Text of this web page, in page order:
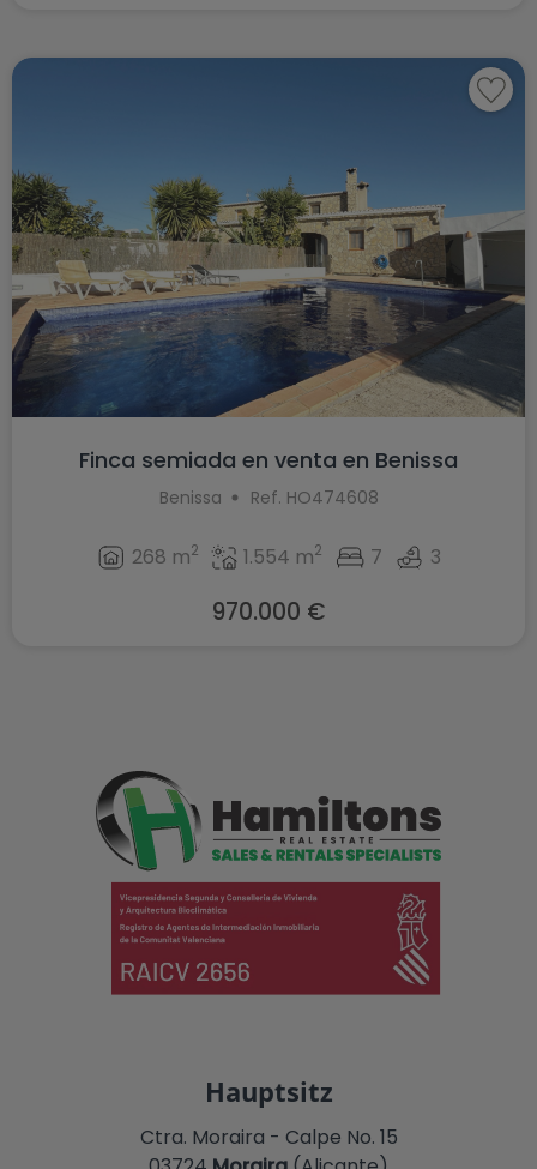
Finca semiada en venta en Benissa
Benissa Ref. HO474608
268 m2 1.554 m2 7 3
970.000 €
Hauptsitz
Ctra. Moraira - Calpe No. 15